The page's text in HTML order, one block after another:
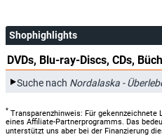
Shophighlights
DVDs, Blu-ray-Discs, CDs,
Suche nach Nordalaska -
* Transparenzhinweis: Für
eines Affiliate-Partnerprogramms. Das
unterstützt uns aber bei der Finanzierung